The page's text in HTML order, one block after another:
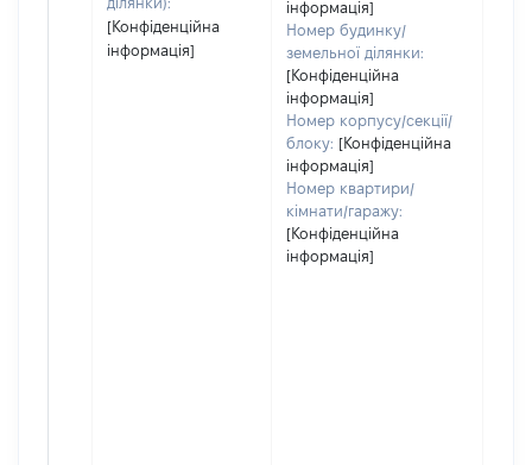
[Конфіденційна
інформація]
інформація]
Номер будинку/
земельної ділянки:
[Конфіденційна
інформація]
Номер корпусу/секції/
блоку: [Конфіденційна
інформація]
Номер квартири/
кімнати/гаражу:
[Конфіденційна
інформація]